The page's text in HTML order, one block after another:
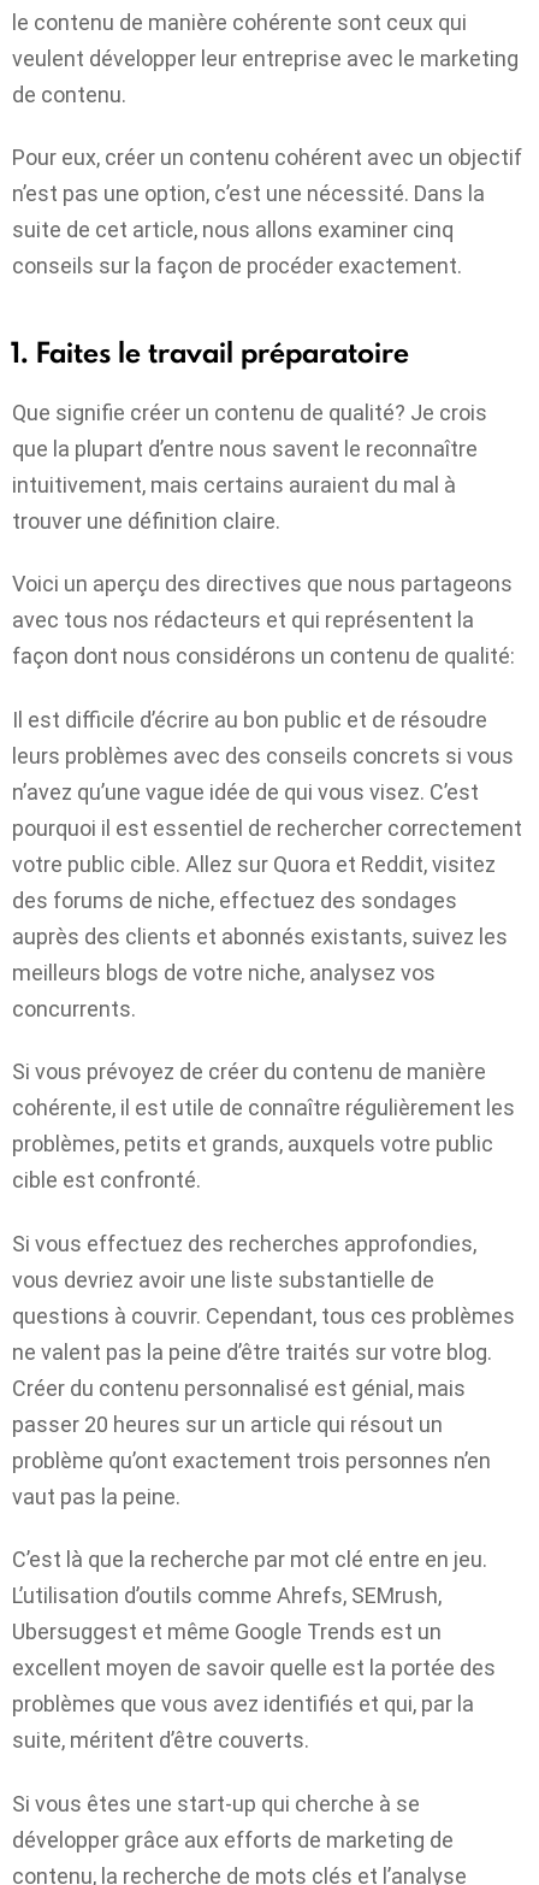
le contenu de manière cohérente sont ceux qui
veulent développer leur entreprise avec le marketing
de contenu.
Pour eux, créer un contenu cohérent avec un objectif
n’est pas une option, c’est une nécessité. Dans la
suite de cet article, nous allons examiner cinq
conseils sur la façon de procéder exactement.
1. Faites le travail préparatoire
Que signifie créer un contenu de qualité? Je crois
que la plupart d’entre nous savent le reconnaître
intuitivement, mais certains auraient du mal à
trouver une définition claire.
Voici un aperçu des directives que nous partageons
avec tous nos rédacteurs et qui représentent la
façon dont nous considérons un contenu de qualité:
Il est difficile d’écrire au bon public et de résoudre
leurs problèmes avec des conseils concrets si vous
n’avez qu’une vague idée de qui vous visez. C’est
pourquoi il est essentiel de rechercher correctement
votre public cible. Allez sur Quora et Reddit, visitez
des forums de niche, effectuez des sondages
auprès des clients et abonnés existants, suivez les
meilleurs blogs de votre niche, analysez vos
concurrents.
Si vous prévoyez de créer du contenu de manière
cohérente, il est utile de connaître régulièrement les
problèmes, petits et grands, auxquels votre public
cible est confronté.
Si vous effectuez des recherches approfondies,
vous devriez avoir une liste substantielle de
questions à couvrir. Cependant, tous ces problèmes
ne valent pas la peine d’être traités sur votre blog.
Créer du contenu personnalisé est génial, mais
passer 20 heures sur un article qui résout un
problème qu’ont exactement trois personnes n’en
vaut pas la peine.
C’est là que la recherche par mot clé entre en jeu.
L’utilisation d’outils comme Ahrefs, SEMrush,
Ubersuggest et même Google Trends est un
excellent moyen de savoir quelle est la portée des
problèmes que vous avez identifiés et qui, par la
suite, méritent d’être couverts.
Si vous êtes une start-up qui cherche à se
développer grâce aux efforts de marketing de
contenu, la recherche de mots clés et l’analyse